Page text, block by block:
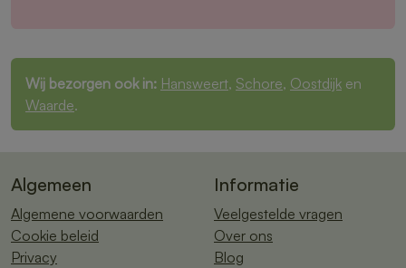
Wij bezorgen ook in: Hansweert, Schore, Oostdijk en
Waarde.
Algemeen
Algemene voorwaarden
Cookie beleid
Privacy
Informatie
Veelgestelde vragen
Over ons
Blog